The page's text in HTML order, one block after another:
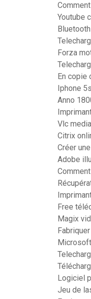
Youtube
Forza
En copie
Iphone
Anno
Vlc
Citrix
Créer
Adobe
Free
Magix
Logiciel
Jeu de